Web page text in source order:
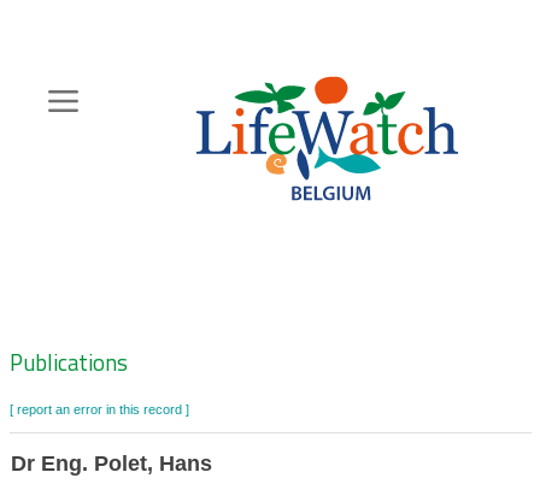
content
Zoeknavigatie
Publications
[ report an error in this record ]
Dr Eng. Polet, Hans